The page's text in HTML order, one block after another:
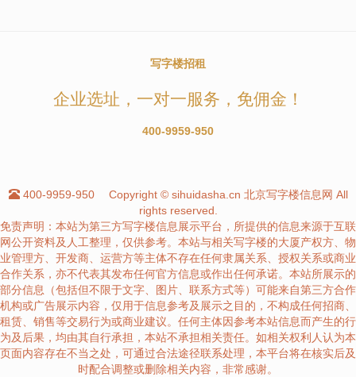
写字楼招租
企业选址，一对一服务，免佣金！
400-9959-950
400-9959-950
Copyright © sihuidasha.cn 北京写字楼信息网 All
rights reserved.
免责声明：本站为第三方写字楼信息展示平台，所提供的信息来源于互联
网公开资料及人工整理，仅供参考。本站与相关写字楼的大厦产权方、物
业管理方、开发商、运营方等主体不存在任何隶属关系、授权关系或商业
合作关系，亦不代表其发布任何官方信息或作出任何承诺。本站所展示的
部分信息（包括但不限于文字、图片、联系方式等）可能来自第三方合作
机构或广告展示内容，仅用于信息参考及展示之目的，不构成任何招商、
租赁、销售等交易行为或商业建议。任何主体因参考本站信息而产生的行
为及后果，均由其自行承担，本站不承担相关责任。如相关权利人认为本
页面内容存在不当之处，可通过合法途径联系处理，本平台将在核实后及
时配合调整或删除相关内容，非常感谢。